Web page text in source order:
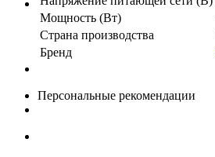
Мощность (Вт)
Страна производства
Бренд
Персональные рекомендации